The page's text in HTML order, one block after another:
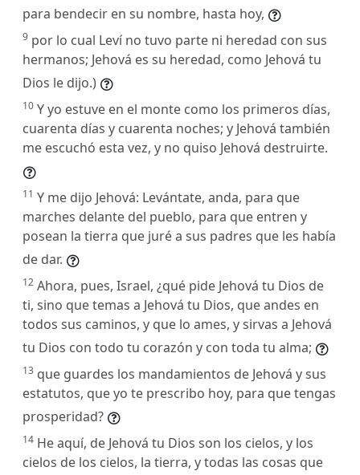
para bendecir en su nombre, hasta hoy,
9 por lo cual Leví no tuvo parte ni heredad con sus
hermanos; Jehová es su heredad, como Jehová tu
Dios le dijo.)
10 Y yo estuve en el monte como los primeros días,
cuarenta días y cuarenta noches; y Jehová también
me escuchó esta vez, y no quiso Jehová destruirte.
11 Y me dijo Jehová: Levántate, anda, para que
marches delante del pueblo, para que entren y
posean la tierra que juré a sus padres que les había
de dar.
12 Ahora, pues, Israel, ¿qué pide Jehová tu Dios de
ti, sino que temas a Jehová tu Dios, que andes en
todos sus caminos, y que lo ames, y sirvas a Jehová
tu Dios con todo tu corazón y con toda tu alma;
13 que guardes los mandamientos de Jehová y sus
estatutos, que yo te prescribo hoy, para que tengas
prosperidad?
14 He aquí, de Jehová tu Dios son los cielos, y los
cielos de los cielos, la tierra, y todas las cosas que